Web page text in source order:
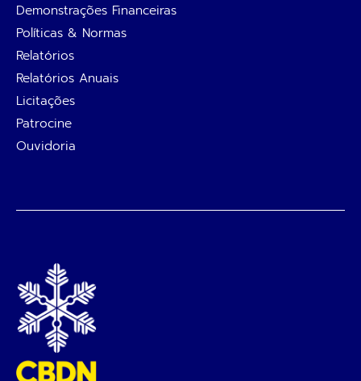
Demonstrações Financeiras
Políticas & Normas
Relatórios
Relatórios Anuais
Licitações
Patrocine
Ouvidoria